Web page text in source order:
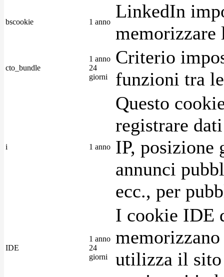
bscookie 1 anno
LinkedIn
memorizzare
cto_bundle
1 anno
24
giorni
Criterio
funzioni tra
i 1 anno
Questo
registrare
IP, posizione
annunci
ecc., per
IDE
1 anno
24
giorni
I cookie IDE
utilizza il sito